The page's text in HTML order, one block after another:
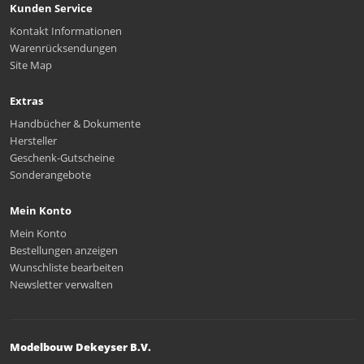
Kunden Service
Kontakt Informationen
Warenrücksendungen
Site Map
Extras
Handbücher & Dokumente
Hersteller
Geschenk-Gutscheine
Sonderangebote
Mein Konto
Mein Konto
Bestellungen anzeigen
Wunschliste bearbeiten
Newsletter verwalten
Modelbouw Dekeyser B.V.